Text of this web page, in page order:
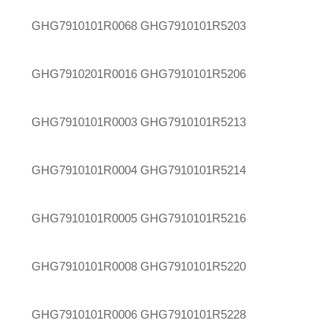
GHG7910101R0068 GHG7910101R5203
GHG7910201R0016 GHG7910101R5206
GHG7910101R0003 GHG7910101R5213
GHG7910101R0004 GHG7910101R5214
GHG7910101R0005 GHG7910101R5216
GHG7910101R0008 GHG7910101R5220
GHG7910101R0006 GHG7910101R5228